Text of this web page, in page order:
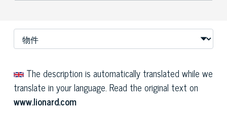
The description is automatically translated while we
translate in your language. Read the original text on
www.lionard.com